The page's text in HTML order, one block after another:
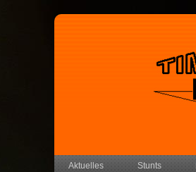
Aktuelles Stunts